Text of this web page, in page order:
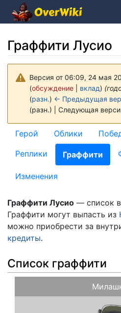
Граффити Лусио
Версия от 06:09, 24 мая
(обсуждение вклад)
(разн.) ← Предыдущая
(разн.) | Следующая
Перейти к: навигация поиск
Герой Облики
Реплики Граффити
Изменения
Граффити Лусио — список
Граффити могут выпасть из
можно приобрести за
кредиты.
Список граффити